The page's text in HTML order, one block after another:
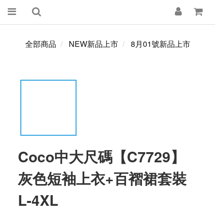
全部商品 NEW新品上市 8月01號新品上市
Coco中大尺碼【C7729】
灰色短袖上衣+百褶裙套裝
L-4XL